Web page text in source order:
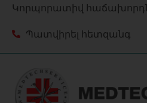
Կորպորատիվ
Պատվիրել հետզանգ